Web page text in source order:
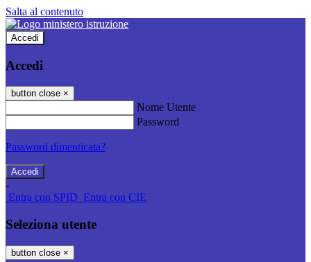
Salta al contenuto
Accedi
Accedi
button close ×
Nome Utente
Password
Password dimenticata?
-
Entra con SPID Entra con CIE
Seleziona utente
button close ×